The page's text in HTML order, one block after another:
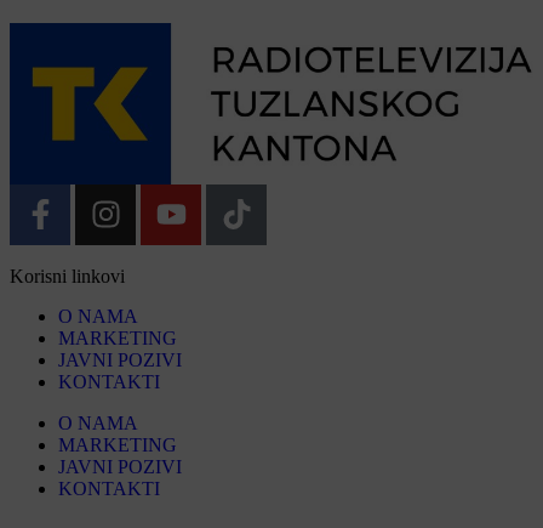
Korisni linkovi
O NAMA
MARKETING
JAVNI POZIVI
KONTAKTI
O NAMA
MARKETING
JAVNI POZIVI
KONTAKTI